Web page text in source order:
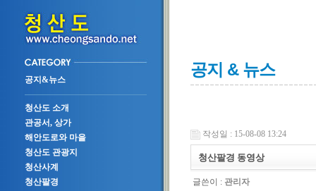
공지&뉴스
청산도 소개
관공서, 상가
해안도로와 마을
청산도 관광지
청산사계
청산팔경
공지 & 뉴스
작성일 : 15-08-08 13:24
청산팔경 동영상
글쓴이 : 관리자